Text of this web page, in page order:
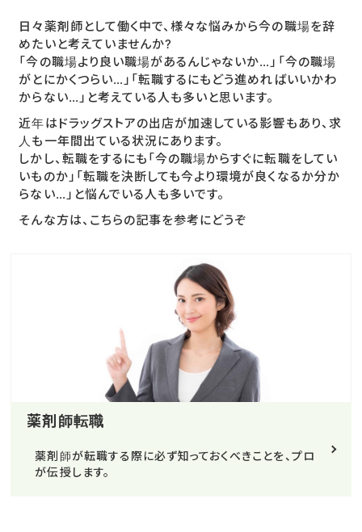
日々薬剤師として働く中で、様々な悩みから今の職場を辞
めたいと考えていませんか?
「今の職場より良い職場があるんじゃないか…」「今の職場
がとにかくつらい…」「転職するにもどう進めればいいかわ
からない…」と考えている人も多いと思います。
近年はドラッグストアの出店が加速している影響もあり、求
人も一年間出ている状況にあります。
しかし、転職をするにも「今の職場からすぐに転職をしてい
いものか」「転職を決断しても今より環境が良くなるか分か
らない…」と悩んでいる人も多いです。
そんな方は、こちらの記事を参考にどうぞ
薬剤師転職
薬剤師が転職する際に必ず知っておくべきことを、プロ
が伝授します。